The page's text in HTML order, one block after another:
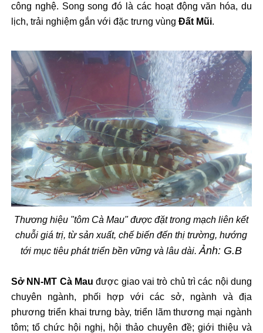
công nghệ. Song song đó là các hoạt động văn hóa, du
lịch, trải nghiệm gắn với đặc trưng vùng Đất Mũi.
Thương hiệu "tôm Cà Mau" được đặt trong mạch liên kết
chuỗi giá trị, từ sản xuất, chế biến đến thị trường, hướng
tới mục tiêu phát triển bền vững và lâu dài.Ảnh: G.B
Sở NN-MT Cà Mau được giao vai trò chủ trì các nội dung
chuyên ngành, phối hợp với các sở, ngành và địa
phương triển khai trưng bày, triển lãm thương mại ngành
tôm; tổ chức hội nghị, hội thảo chuyên đề; giới thiệu và